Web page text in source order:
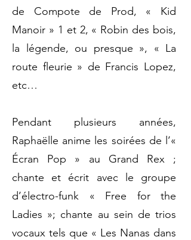
de Compote de Prod, « Kid
Manoir » 1 et 2, « Robin des bois,
la légende, ou presque », « La
route fleurie » de Francis Lopez,
etc…
Pendant plusieurs années,
Raphaëlle anime les soirées de l’«
Écran Pop » au Grand Rex ;
chante et écrit avec le groupe
d’électro-funk « Free for the
Ladies »; chante au sein de trios
vocaux tels que « Les Nanas dans